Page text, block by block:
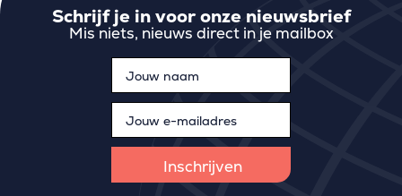
Schrijf je in voor onze nieuwsbrief
Mis niets, nieuws direct in je mailbox